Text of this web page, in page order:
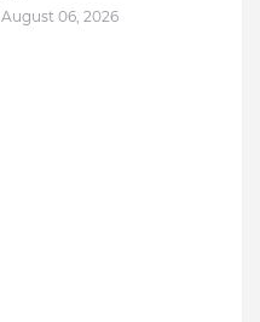
August 06, 2026